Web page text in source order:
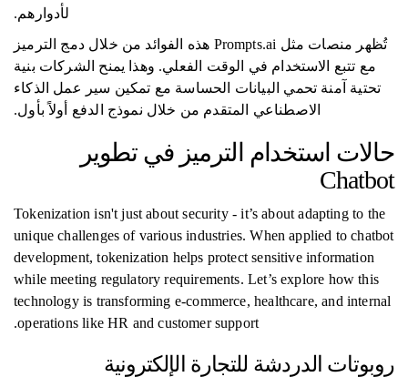
لأدوارهم.
تُظهر منصات مثل Prompts.ai هذه الفوائد من خلال دمج الترميز
مع تتبع الاستخدام في الوقت الفعلي. وهذا يمنح الشركات بنية
تحتية آمنة تحمي البيانات الحساسة مع تمكين سير عمل الذكاء
الاصطناعي المتقدم من خلال نموذج الدفع أولاً بأول.
حالات استخدام الترميز في تطوير
Chatbot
Tokenization isn't just about security - it’s about adapting to the
unique challenges of various industries. When applied to chatbot
development, tokenization helps protect sensitive information
while meeting regulatory requirements. Let’s explore how this
technology is transforming e-commerce, healthcare, and internal
operations like HR and customer support.
روبوتات الدردشة للتجارة الإلكترونية